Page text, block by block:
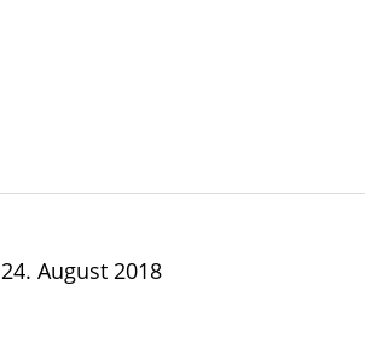
24. August 2018